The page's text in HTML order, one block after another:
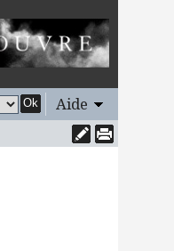
Ok Aide